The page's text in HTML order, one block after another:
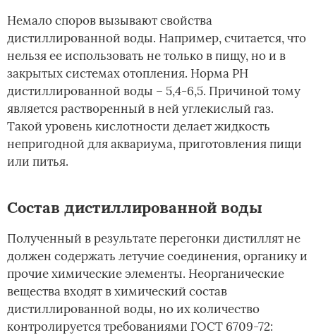
Немало споров вызывают свойства
дистиллированной воды. Например, считается, что
нельзя ее использовать не только в пищу, но и в
закрытых системах отопления. Норма PH
дистиллированной воды – 5,4-6,5. Причиной тому
является растворенный в ней углекислый газ.
Такой уровень кислотности делает жидкость
непригодной для аквариума, приготовления пищи
или питья.
Состав дистиллированной воды
Полученный в результате перегонки дистиллят не
должен содержать летучие соединения, органику и
прочие химические элементы. Неорганические
вещества входят в химический состав
дистиллированной воды, но их количество
контролируется требованиями ГОСТ 6709-72: